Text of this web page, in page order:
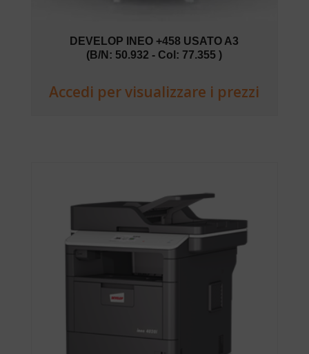
DEVELOP INEO +458 USATO A3
(B/N: 50.932 - Col: 77.355 )
Accedi per visualizzare i prezzi